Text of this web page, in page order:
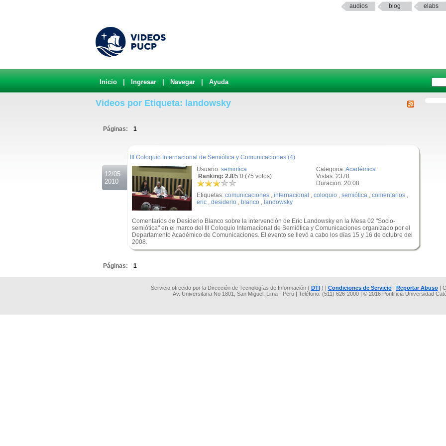
audios blog elabs
Inicio Ingresar Navegar Ayuda
Videos por Etiqueta: landowsky
Páginas: 1
12/05
2010
III Coloquio Internacional de Semiótica y Comunicaciones (4)
Categoria:Académica
Vistas: 2378
Duracion: 20:08
Usuario: semiotica
Ranking: 2.8/5.0 (75 votos)
Etiquetas: comunicaciones , internacional , coloquio , semiótica , comentarios ,
eric , desiderio , blanco , landowsky
Comentarios de Desiderio Blanco sobre la intervención de Eric Landowsky en la Mesa 02 "Socio-
semiótica" en el marco del III Coloquio Internacional de Semiótica y Comunicaciones organizado por el
Departamento Académico de Comunicaciones. El evento se llevó a cabo los días 15 y 16 de octubre del
2008.
Páginas: 1
Servicio ofrecido por la Dirección de Tecnologías de Información ( DTI) | Condiciones de Servicio| Reportar Abuso|
Av. Universitaria No 1801, San Miguel, Lima - Perú | Teléfono: (511) 626-2000 | © 2016 Pontificia Universidad